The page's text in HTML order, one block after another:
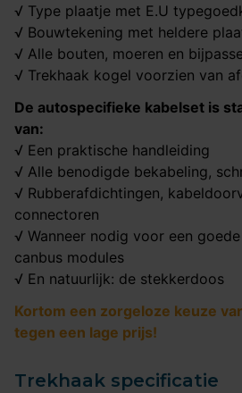
√ Type plaatje met E.U
√ Bouwtekening met heldere
√ Alle bouten, moeren en
√ Trekhaak kogel voorzien van
De autospecifieke kabelset is
van:
√ Een praktische handleiding
√ Alle benodigde bekabeling,
√ Rubberafdichtingen,
connectoren
√ Wanneer nodig voor een
canbus modules
√ En natuurlijk: de stekkerdoos
Kortom een zorgeloze keuze
tegen een lage prijs!
Trekhaak specificatie